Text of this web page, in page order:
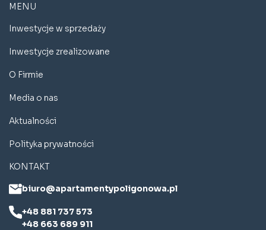
MENU
Inwestycje w sprzedaży
Inwestycje zrealizowane
O Firmie
Media o nas
Aktualności
Polityka prywatności
KONTAKT
biuro@apartamentypoligonowa.pl
+48 881 737 573
+48 663 689 911